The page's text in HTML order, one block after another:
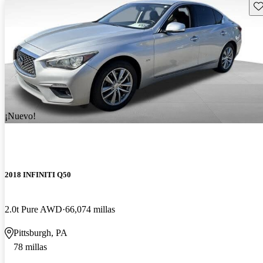
¡Nuevo!
2018 INFINITI Q50
2.0t Pure AWD 66,074 millas
Pittsburgh, PA
78 millas